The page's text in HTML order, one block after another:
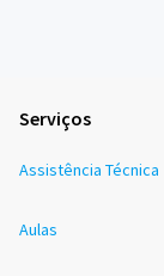
Serviços
Assistência Técnica
Aulas